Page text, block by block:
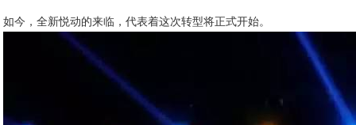
如今，全新悦动的来临，代表着这次转型将正式开始。